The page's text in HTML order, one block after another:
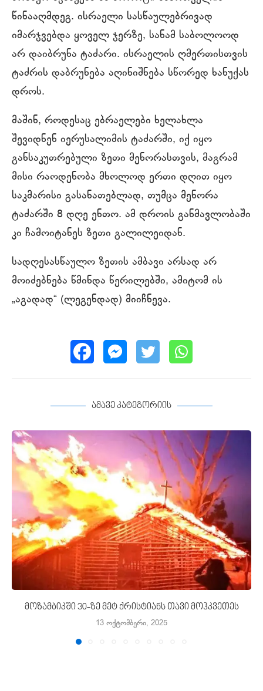
წინააღმდეგ. ისრაელი სასწაულებრივად
იმარჯვებდა ყოველ ჯერზე, სანამ საბოლოოდ
არ დაიბრუნა ტაძარი. ისრაელის ღმერთისთვის
ტაძრის დაბრუნება აღინიშნება სწორედ ხანუქას
დროს.
მაშინ, როდესაც ებრაელები ხელახლა
შევიდნენ იერუსალიმის ტაძარში, იქ იყო
განსაკუთრებული ზეთი მენორასთვის, მაგრამ
მისი რაოდენობა მხოლოდ ერთი დღით იყო
საკმარისი გასანათებლად, თუმცა მენორა
ტაძარში 8 დღე ენთო. ამ დროის განმავლობაში
კი ჩამოიტანეს ზეთი გალილეიდან.
სადღესასწაულო ზეთის ამბავი არსად არ
მოიძებნება წმინდა წერილებში, ამიტომ ის
„აგადად“ (ლეგენდად) მიიჩნევა.
ამავე კატეგორიის
მოზამბიკში 30-ზე მეტ ქრისტიანს თავი მოჰკვეთეს
13 ოქტომბერი, 2025